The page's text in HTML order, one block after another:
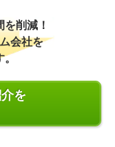
削減！
会社を
を